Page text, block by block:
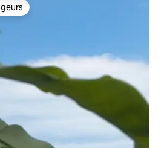
les plus appréciés